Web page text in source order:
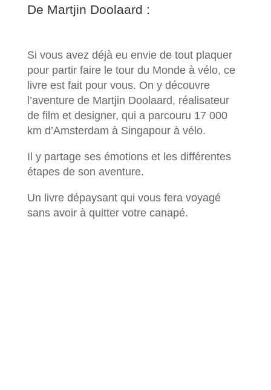
De Martjin Doolaard :
Si vous avez déjà eu envie de tout plaquer
pour partir faire le tour du Monde à vélo, ce
livre est fait pour vous. On y découvre
l’aventure de Martjin Doolaard, réalisateur
de film et designer, qui a parcouru 17 000
km d’Amsterdam à Singapour à vélo.
Il y partage ses émotions et les différentes
étapes de son aventure.
Un livre dépaysant qui vous fera voyagé
sans avoir à quitter votre canapé.